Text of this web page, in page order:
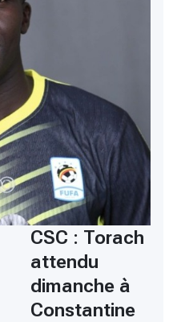
CSC : Torach
attendu
dimanche à
Constantine